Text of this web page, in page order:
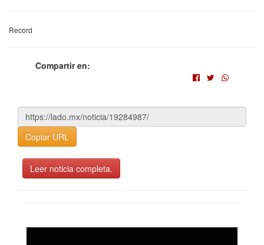
Record
Compartir en:
Copiar URL
Leer noticia completa.